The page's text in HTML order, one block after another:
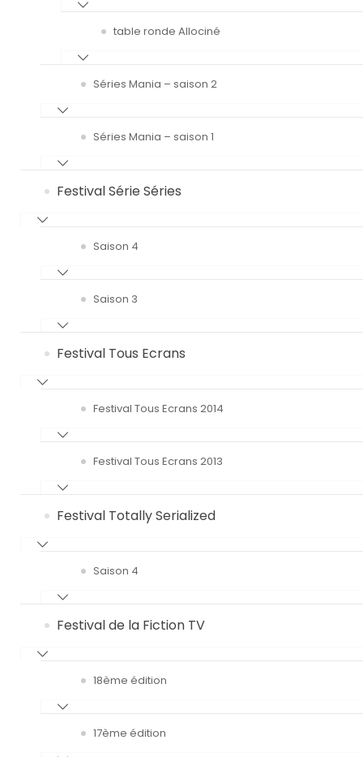
table ronde Allociné
Séries Mania – saison 2
Séries Mania – saison 1
Festival Série Séries
Saison 4
Saison 3
Festival Tous Ecrans
Festival Tous Ecrans 2014
Festival Tous Ecrans 2013
Festival Totally Serialized
Saison 4
Festival de la Fiction TV
18ème édition
17ème édition